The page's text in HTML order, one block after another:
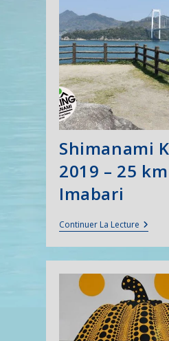
Shimanami
2019 – 25
Imabari
Continuer La Lecture
Kaido
2019
–
Km
Depuis